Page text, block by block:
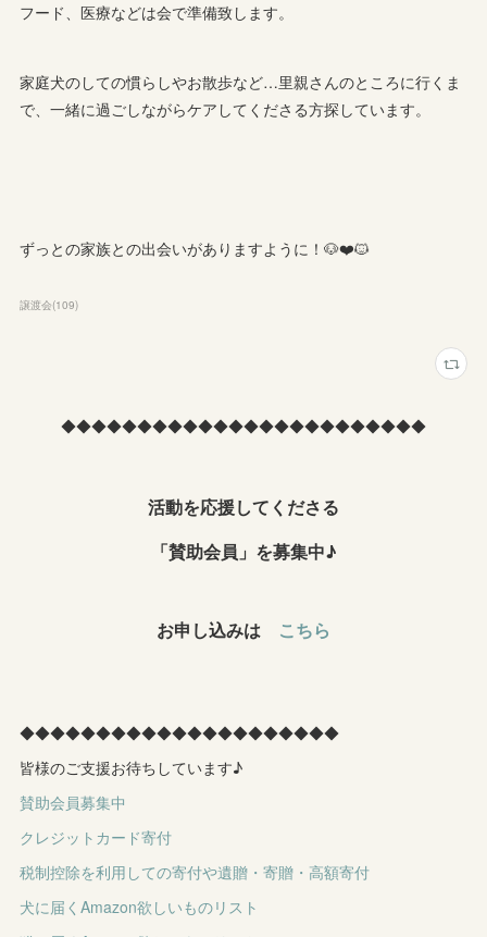
フード、医療などは会で準備致します。
家庭犬のしての慣らしやお散歩など…里親さんのところに行くま
で、一緒に過ごしながらケアしてくださる方探しています。
ずっとの家族との出会いがありますように！🐶❤️🐱
譲渡会(109)
◆◆◆◆◆◆◆◆◆◆◆◆◆◆◆◆◆◆◆◆◆◆◆◆
活動を応援してくださる
「賛助会員」を募集中♪
お申し込みは こちら
◆◆◆◆◆◆◆◆◆◆◆◆◆◆◆◆◆◆◆◆◆
皆様のご支援お待ちしています♪
賛助会員募集中
クレジットカード寄付
税制控除を利用しての寄付や遺贈・寄贈・高額寄付
犬に届くAmazon欲しいものリスト